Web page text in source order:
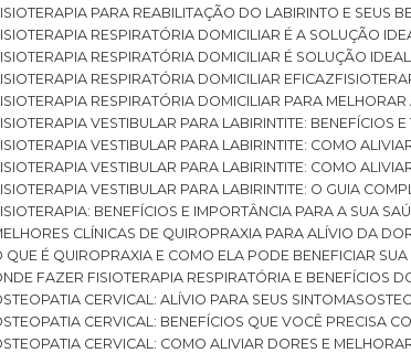
FISIOTERAPIA PARA REABILITAÇÃO DO LABIRINTO E SEUS
FISIOTERAPIA RESPIRATÓRIA DOMICILIAR É A SOLUÇÃO
FISIOTERAPIA RESPIRATÓRIA DOMICILIAR É SOLUÇÃO
FISIOTERAPIA RESPIRATÓRIA DOMICILIAR EFICAZ
FISIOTERAPIA RESPIRATÓRIA DOMICILIAR PARA
FISIOTERAPIA VESTIBULAR PARA LABIRINTITE: BENEFÍCIOS
FISIOTERAPIA VESTIBULAR PARA LABIRINTITE: COMO
FISIOTERAPIA VESTIBULAR PARA LABIRINTITE: COMO
FISIOTERAPIA VESTIBULAR PARA LABIRINTITE: O GUIA
FISIOTERAPIA: BENEFÍCIOS E IMPORTÂNCIA PARA A SUA
MELHORES CLÍNICAS DE QUIROPRAXIA PARA ALÍVIO DA
O QUE É QUIROPRAXIA E COMO ELA PODE BENEFICIAR
ONDE FAZER FISIOTERAPIA RESPIRATÓRIA E BENEFÍCIOS
OSTEOPATIA CERVICAL: ALÍVIO PARA SEUS SINTOMAS
OSTEOPATIA CERVICAL: BENEFÍCIOS QUE VOCÊ PRECISA
OSTEOPATIA CERVICAL: COMO ALIVIAR DORES E